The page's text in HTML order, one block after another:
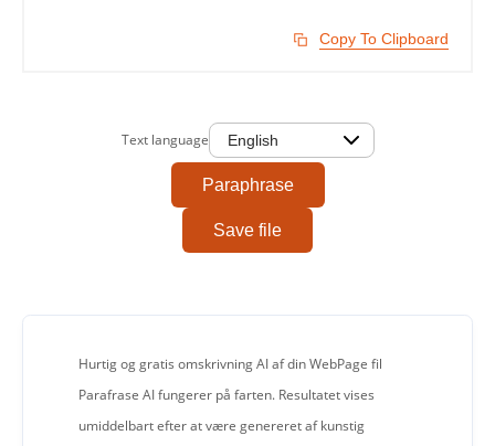
Copy To Clipboard
Text language
Paraphrase
Save file
Hurtig og gratis omskrivning AI af din WebPage fil
Parafrase AI fungerer på farten. Resultatet vises
umiddelbart efter at være genereret af kunstig